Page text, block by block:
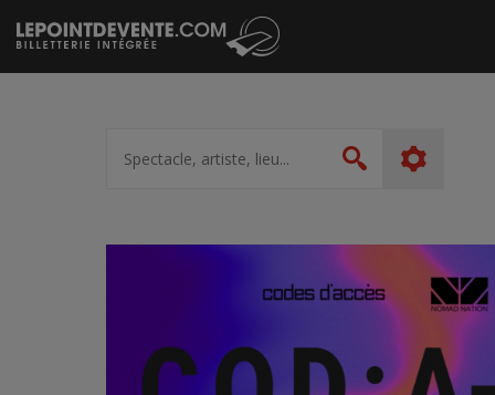
Passer
au
contenu
artiste,
lieu...
Rechercher